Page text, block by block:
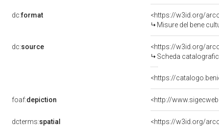
dc:format
<https://w3id.org/
Misure del bene
dc:source
<https://w3id.org/
Scheda
<https://
foaf:depiction <http://
dcterms:spatial
<https://w3id.org/